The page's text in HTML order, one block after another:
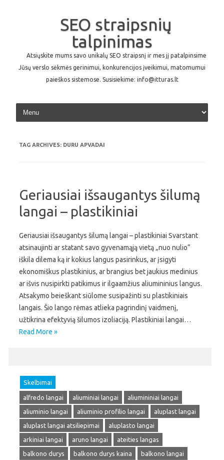
SEO straipsnių
talpinimas
Atsiųskite mums savo unikalų SEO straipsnį ir mes jį patalpinsime
Jūsų verslo sėkmės gerinimui, konkurencijos įveikimui, matomumui
paieškos sistemose. Susisiekime: info@itturas.lt
Skip to content
TAG ARCHIVES: DURU APVADAI
Geriausiai išsaugantys šilumą
langai – plastikiniai
Geriausiai išsaugantys šilumą langai – plastikiniai Svarstant
atsinaujinti ar statant savo gyvenamąją vietą „nuo nulio“
iškila dilema ką ir kokius langus pasirinkus, ar įsigyti
ekonomiškus plastikinius, ar brangius bet jaukius medinius
ar išvis nusipirkti patikimus ir ilgaamžius aliumininius langus.
Atsakymo beieškant siūlome susipažinti su plastikiniais
langais. Šio lango rėmas atlieka pagrindinį vaidmenį,
užtikrina efektyvią šilumos izoliaciją. Plastikiniai langai…
Read More »
Skelbimai
alfredo langai aliuminiai langai
aliumininiai langai
aliuminio langai
aliuminio profilio langai
aluplast langai
aluplast langai atsiliepimai
aluplasto langai
arkiniai langai
aruno langai
ateities langas
balkono durys
balkono durys kaina
balkono langai